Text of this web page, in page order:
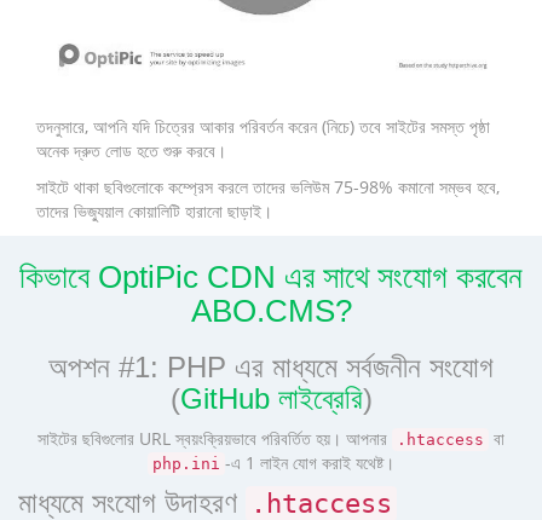
তদনুসারে, আপনি যদি চিত্রের আকার পরিবর্তন করেন (নিচে) তবে সাইটের সমস্ত পৃষ্ঠা
অনেক দ্রুত লোড হতে শুরু করবে।
সাইটে থাকা ছবিগুলোকে কম্প্রেস করলে তাদের ভলিউম 75-98% কমানো সম্ভব হবে,
তাদের ভিজ্যুয়াল কোয়ালিটি হারানো ছাড়াই।
কিভাবে OptiPic CDN এর সাথে সংযোগ করবেন
ABO.CMS?
অপশন #1: PHP এর মাধ্যমে সর্বজনীন সংযোগ
(GitHub লাইব্রেরি)
সাইটের ছবিগুলোর URL স্বয়ংক্রিয়ভাবে পরিবর্তিত হয়। আপনার .htaccess বা
php.ini -এ 1 লাইন যোগ করাই যথেষ্ট।
মাধ্যমে সংযোগ উদাহরণ .htaccess